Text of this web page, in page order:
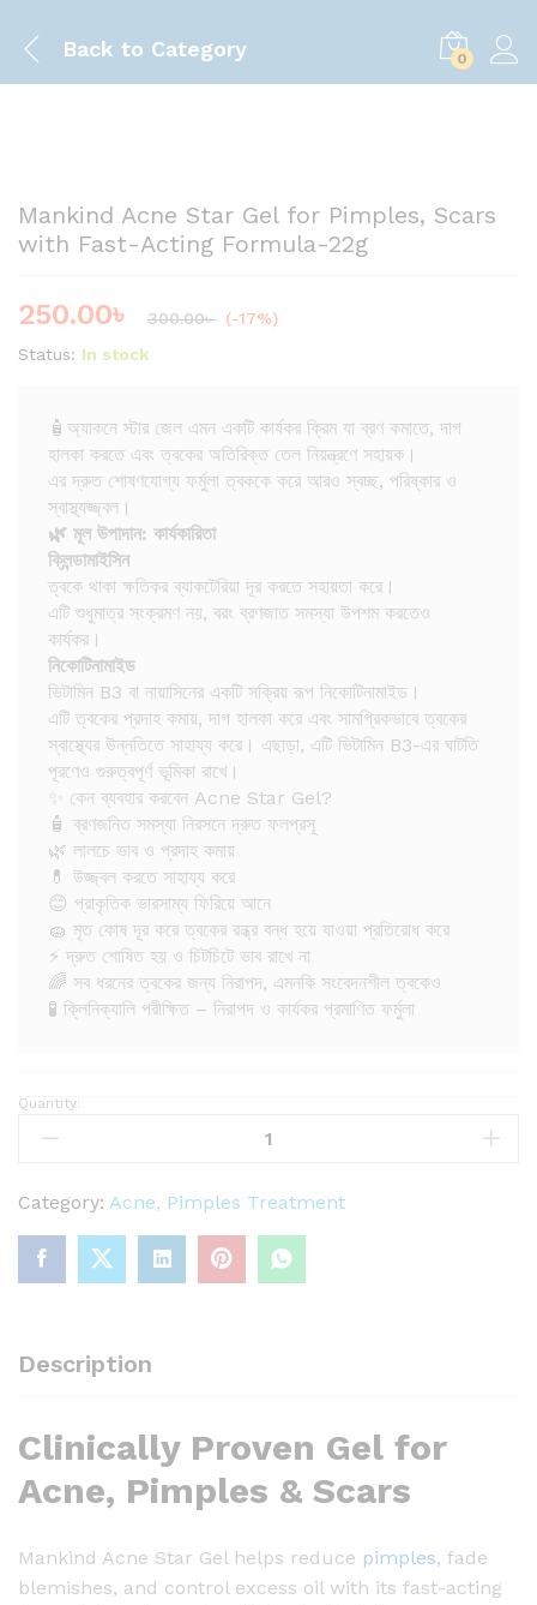
Back to Category 0
Mankind Acne Star Gel for Pimples, Scars
with Fast-Acting Formula-22g
250.00৳ 300.00৳ (-17%)
Status: In stock
🧴অ্যাকনে স্টার জেল এমন একটি কার্যকর ক্রিম যা ব্রণ কমাতে, দাগ
হালকা করতে এবং ত্বকের অতিরিক্ত তেল নিয়ন্ত্রণে সহায়ক।
এর দ্রুত শোষণযোগ্য ফর্মুলা ত্বককে করে আরও স্বচ্ছ, পরিষ্কার ও
স্বাস্থ্যজ্জ্বল।
🌿 মূল উপাদান: কার্যকারিতা
ক্লিন্ডামাইসিন
ত্বকে থাকা ক্ষতিকর ব্যাকটেরিয়া দূর করতে সহায়তা করে।
এটি শুধুমাত্র সংক্রমণ নয়, বরং ব্রণজাত সমস্যা উপশম করতেও
কার্যকর।
নিকোটিনামাইড
ভিটামিন B3 বা নায়াসিনের একটি সক্রিয় রূপ নিকোটিনামাইড।
এটি ত্বকের প্রদাহ কমায়, দাগ হালকা করে এবং সামগ্রিকভাবে ত্বকের
স্বাস্থ্যের উন্নতিতে সাহায্য করে। এছাড়া, এটি ভিটামিন B3-এর ঘাটতি
পূরণেও গুরুত্বপূর্ণ ভূমিকা রাখে।
✨ কেন ব্যবহার করবেন Acne Star Gel?
🧴 ব্রণজনিত সমস্যা নিরসনে দ্রুত ফলপ্রসূ
🌿 লালচে ভাব ও প্রদাহ কমায়
💊 উজ্জ্বল করতে সাহায্য করে
😊 প্রাকৃতিক ভারসাম্য ফিরিয়ে আনে
🧽 মৃত কোষ দূর করে ত্বকের রন্ধ্র বন্ধ হয়ে যাওয়া প্রতিরোধ করে
⚡ দ্রুত শোষিত হয় ও চিটচিটে ভাব রাখে না
🌈 সব ধরনের ত্বকের জন্য নিরাপদ, এমনকি সংবেদনশীল ত্বকেও
🧪 ক্লিনিক্যালি পরীক্ষিত – নিরাপদ ও কার্যকর প্রমাণিত ফর্মুলা
M
k
i
d
S
a
G
e
Quantity:
Category: Acne, Pimples Treatment
Description
Clinically Proven Gel for
Acne, Pimples & Scars
Mankind Acne Star Gel helps reduce pimples, fade
blemishes, and control excess oil with its fast-acting